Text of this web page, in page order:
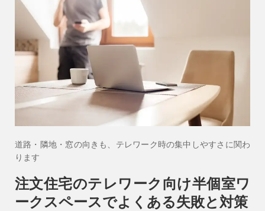
道路・隣地・窓の向きも、テレワーク時の集中しやすさに関わ
ります
注文住宅のテレワーク向け半個室ワ
ークスペースでよくある失敗と対策